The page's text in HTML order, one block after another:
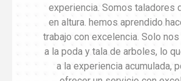
experiencia. Somos taladores
en altura. hemos aprendido
trabajo con excelencia. Solo
a la poda y tala de arboles, lo
a la experiencia acumulada,